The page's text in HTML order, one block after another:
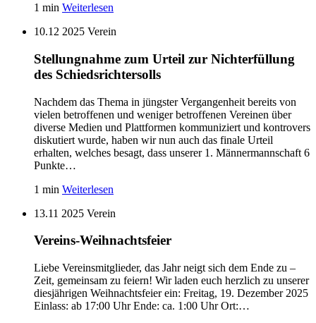
1 min Weiterlesen
10.12 2025 Verein
Stellungnahme zum Urteil zur Nichterfüllung
des Schiedsrichtersolls
Nachdem das Thema in jüngster Vergangenheit bereits von
vielen betroffenen und weniger betroffenen Vereinen über
diverse Medien und Plattformen kommuniziert und kontrovers
diskutiert wurde, haben wir nun auch das finale Urteil
erhalten, welches besagt, dass unserer 1. Männermannschaft 6
Punkte…
1 min Weiterlesen
13.11 2025 Verein
Vereins-Weihnachtsfeier
Liebe Vereinsmitglieder, das Jahr neigt sich dem Ende zu –
Zeit, gemeinsam zu feiern! Wir laden euch herzlich zu unserer
diesjährigen Weihnachtsfeier ein: Freitag, 19. Dezember 2025
Einlass: ab 17:00 Uhr Ende: ca. 1:00 Uhr Ort:…